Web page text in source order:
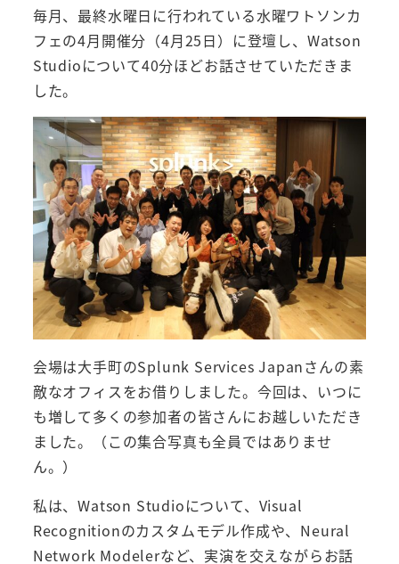
毎月、最終水曜日に行われている水曜ワトソンカ
フェの4月開催分（4月25日）に登壇し、Watson
Studioについて40分ほどお話させていただきま
した。
会場は大手町のSplunk Services Japanさんの素
敵なオフィスをお借りしました。今回は、いつに
も増して多くの参加者の皆さんにお越しいただき
ました。（この集合写真も全員ではありませ
ん。）
私は、Watson Studioについて、Visual
Recognitionのカスタムモデル作成や、Neural
Network Modelerなど、実演を交えながらお話